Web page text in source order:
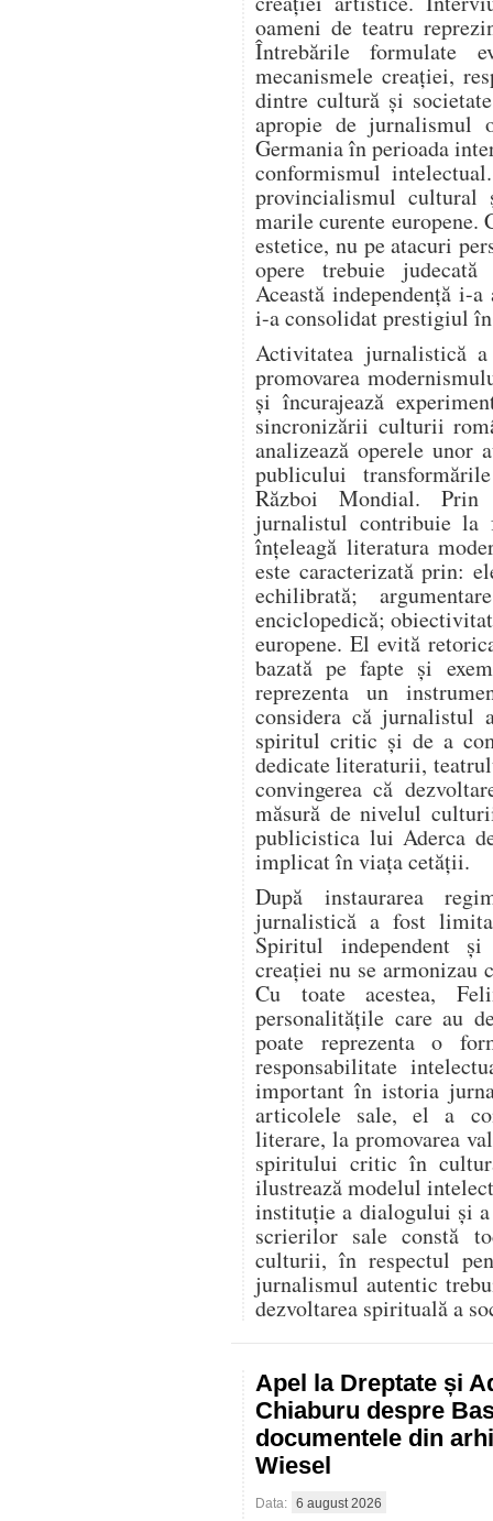
oameni de teatru
Întrebările formulate
mecanismele creației,
dintre cultură și
apropie de jurnalismul
Germania în perioada
conformismul
provincialismul
marile curente europene.
estetice, nu pe atacuri
opere trebuie
Această independență i-
i-a consolidat prestigiul
Activitatea jurnalistică
promovarea
și încurajează
sincronizării culturii
analizează operele unor
publicului
Război Mondial. Prin
jurnalistul contribuie la
înțeleagă literatura
este caracterizată prin:
echilibrată;
enciclopedică;
europene. El evită
bazată pe fapte și
reprezenta un
considera că jurnalistul
spiritul critic și de a
dedicate literaturii,
convingerea că
măsură de nivelul
publicistica lui Aderca
implicat în viața cetății.
După instaurarea
jurnalistică a fost
Spiritul independent
creației nu se armonizau
Cu toate acestea,
personalitățile care au
poate reprezenta o
responsabilitate
important în istoria
articolele sale, el a
literare, la promovarea
spiritului critic în
ilustrează modelul
instituție a dialogului și
scrierilor sale constă
culturii, în respectul
jurnalismul autentic
dezvoltarea spirituală a
Apel la Dreptate și
Chiaburu despre
documentele din
Wiesel
Data: 6 august 2026